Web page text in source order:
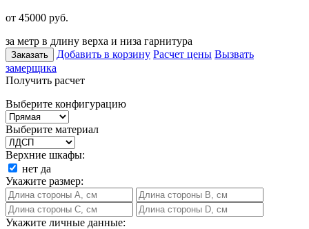
от 45000 руб.
за метр в длину верха и низа гарнитура
Заказать Добавить в корзину Расчет цены Вызвать
замерщика
Получить расчет
Выберите конфигурацию
Выберите материал
Верхние шкафы:
нет да
Укажите размер:
Укажите личные данные: